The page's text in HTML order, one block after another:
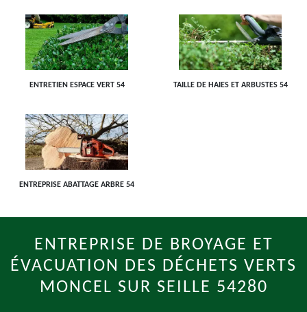
ENTRETIEN ESPACE VERT 54 TAILLE DE HAIES ET ARBUSTES 54
ENTREPRISE ABATTAGE ARBRE 54
ENTREPRISE DE BROYAGE ET
ÉVACUATION DES DÉCHETS VERTS
MONCEL SUR SEILLE 54280